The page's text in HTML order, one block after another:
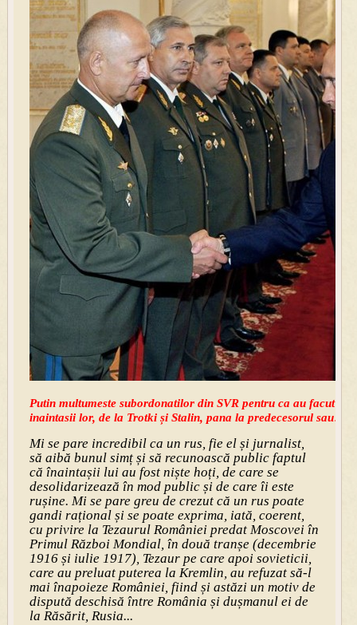
Putin multumeste subordonatilor din SVR pentru ca au facut
inaintasii lor, de la Trotki și Stalin, pana la predecesorul sau!
Mi se pare incredibil ca un rus, fie el și jurnalist,
să aibă bunul simț și să recunoască public faptul
că înaintașii lui au fost niște hoți, de care se
desolidarizează în mod public și de care îi este
rușine. Mi se pare greu de crezut că un rus poate
gandi rațional și se poate exprima, iată, coerent,
cu privire la Tezaurul României predat Moscovei în
Primul Război Mondial, în două tranșe (decembrie
1916 și iulie 1917), Tezaur pe care apoi sovieticii,
care au preluat puterea la Kremlin, au refuzat să-l
mai înapoieze României, fiind și astăzi un motiv de
dispută deschisă între România și dușmanul ei de
la Răsărit, Rusia...